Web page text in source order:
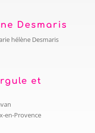
Desmaris
hélène Desmaris
et
en-Provence